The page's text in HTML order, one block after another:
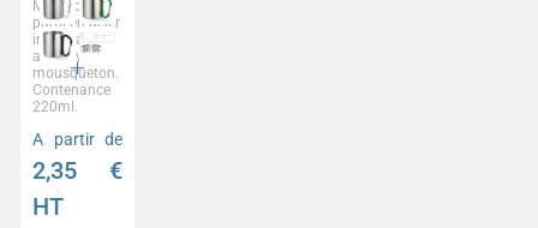
Mug double
paroi en acier
inoxydable,
anse avec
mousqueton.
Contenance
220ml.
A partir de
2,35 €
HT